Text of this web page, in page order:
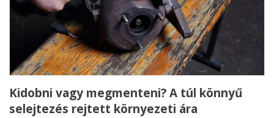
Kidobni vagy megmenteni? A túl könnyű
selejtezés rejtett környezeti ára